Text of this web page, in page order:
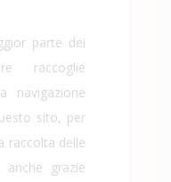
parte dei
raccoglie
navigazione
sito, per
raccolta delle
grazie